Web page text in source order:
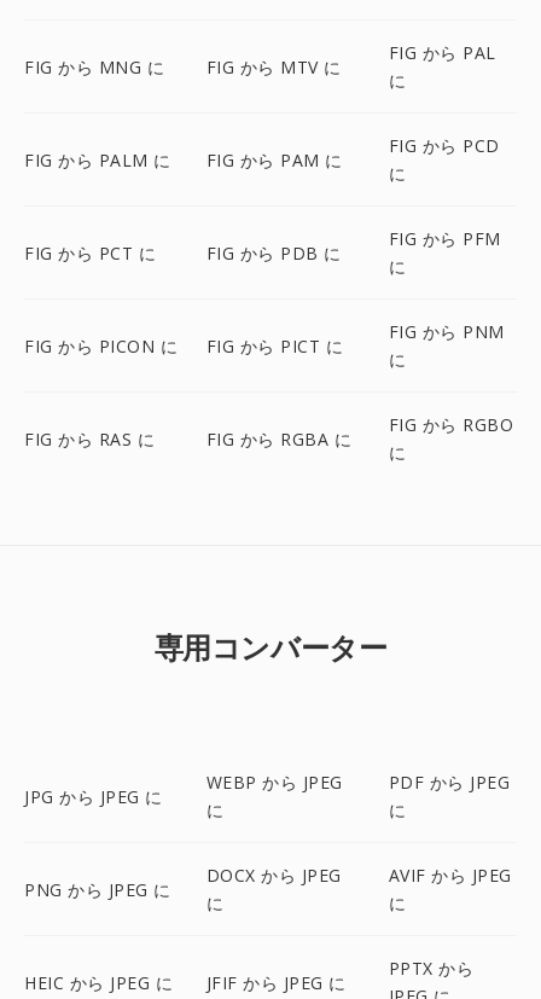
FIG から MNG に FIG から MTV に
FIG から PAL
に
FIG から PALM に FIG から PAM に
FIG から PCD
に
FIG から PCT に FIG から PDB に
FIG から PFM
に
FIG から PICON に FIG から PICT に
FIG から PNM
に
FIG から RAS に FIG から RGBA に
FIG から RGBO
に
専用コンバーター
JPG から JPEG に
WEBP から JPEG
に
PDF から JPEG
に
PNG から JPEG に
DOCX から JPEG
に
AVIF から JPEG
に
HEIC から JPEG に JFIF から JPEG に
PPTX から